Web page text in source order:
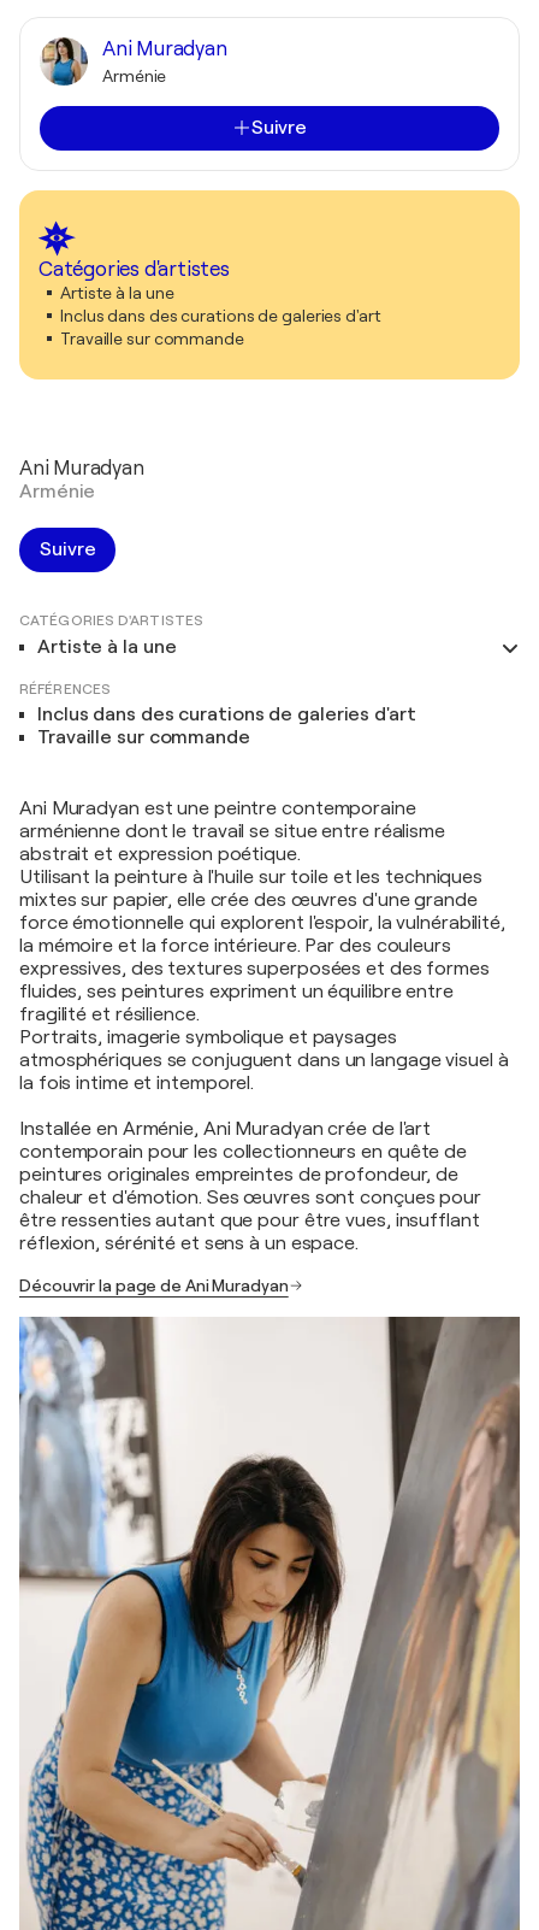
Ani Muradyan
Arménie
Suivre
Catégories d'artistes
Artiste à la une
Inclus dans des curations de galeries d'art
Travaille sur commande
Ani Muradyan
Arménie
Suivre
CATÉGORIES D'ARTISTES
Artiste à la une
RÉFÉRENCES
Inclus dans des curations de galeries d'art
Travaille sur commande
Ani Muradyan est une peintre contemporaine
arménienne dont le travail se situe entre réalisme
abstrait et expression poétique.
Utilisant la peinture à l'huile sur toile et les techniques
mixtes sur papier, elle crée des œuvres d'une grande
force émotionnelle qui explorent l'espoir, la vulnérabilité,
la mémoire et la force intérieure. Par des couleurs
expressives, des textures superposées et des formes
fluides, ses peintures expriment un équilibre entre
fragilité et résilience.
Portraits, imagerie symbolique et paysages
atmosphériques se conjuguent dans un langage visuel à
la fois intime et intemporel.
Installée en Arménie, Ani Muradyan crée de l'art
contemporain pour les collectionneurs en quête de
peintures originales empreintes de profondeur, de
chaleur et d'émotion. Ses œuvres sont conçues pour
être ressenties autant que pour être vues, insufflant
réflexion, sérénité et sens à un espace.
Découvrir la page de Ani Muradyan